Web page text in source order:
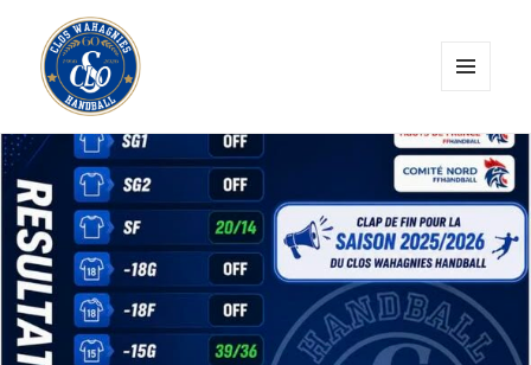
CLOS Wahagnies Handball
WIDGETS